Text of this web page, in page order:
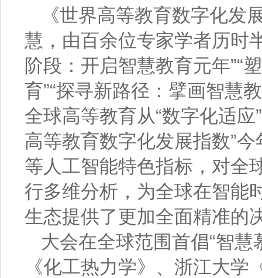
《世界高等教育数字化发
慧，由百余位专家学者历时
阶段：开启智慧教育元年”“
育”“探寻新路径：擘画智慧
全球高等教育从“数字化适应
高等教育数字化发展指数”
等人工智能特色指标，对全
行多维分析，为全球在智能
生态提供了更加全面精准的
大会在全球范围首倡“智
《化工热力学》、浙江大